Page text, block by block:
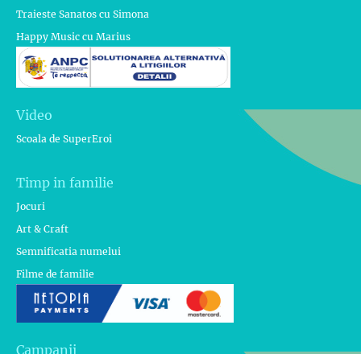
Traieste Sanatos cu Simona
Happy Music cu Marius
Video
Scoala de SuperEroi
Timp in familie
Jocuri
Art & Craft
Semnificatia numelui
Filme de familie
Campanii